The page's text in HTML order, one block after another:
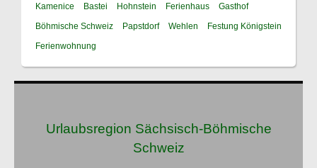
Kamenice Bastei Hohnstein Ferienhaus
Gasthof
Böhmische Schweiz
Papstdorf Wehlen
Festung Königstein
Ferienwohnung
Urlaubsregion Sächsisch-Böhmische
Schweiz